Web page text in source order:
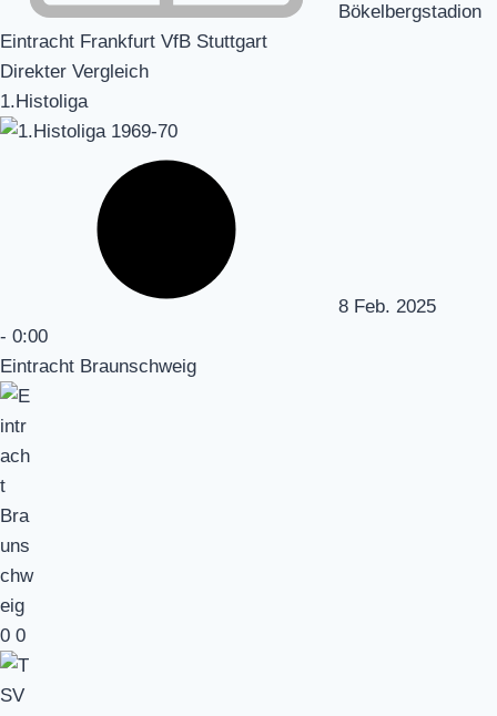
Bökelbergstadion
Eintracht Frankfurt VfB Stuttgart
Direkter Vergleich
1.Histoliga
8 Feb. 2025
- 0:00
Eintracht Braunschweig
0 0